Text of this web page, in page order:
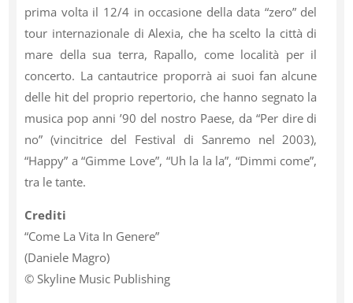
prima volta il 12/4 in occasione della data “zero” del
tour internazionale di Alexia, che ha scelto la città di
mare della sua terra, Rapallo, come località per il
concerto. La cantautrice proporrà ai suoi fan alcune
delle hit del proprio repertorio, che hanno segnato la
musica pop anni ’90 del nostro Paese, da “Per dire di
no” (vincitrice del Festival di Sanremo nel 2003),
“Happy” a “Gimme Love”, “Uh la la la”, “Dimmi come”,
tra le tante.
Crediti
“Come La Vita In Genere”
(Daniele Magro)
© Skyline Music Publishing